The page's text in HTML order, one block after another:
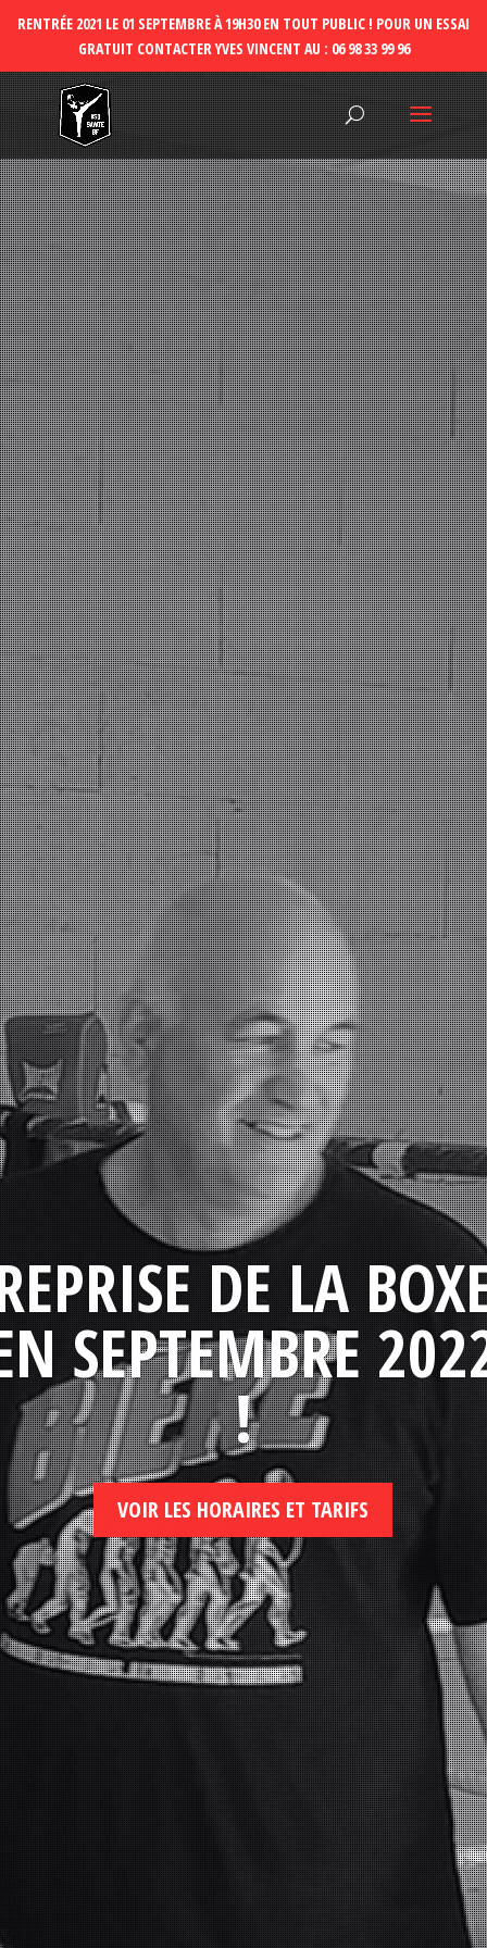
DE LA
SEPTEMBRE
!
VOIR LES HORAIRES ET TARIFS